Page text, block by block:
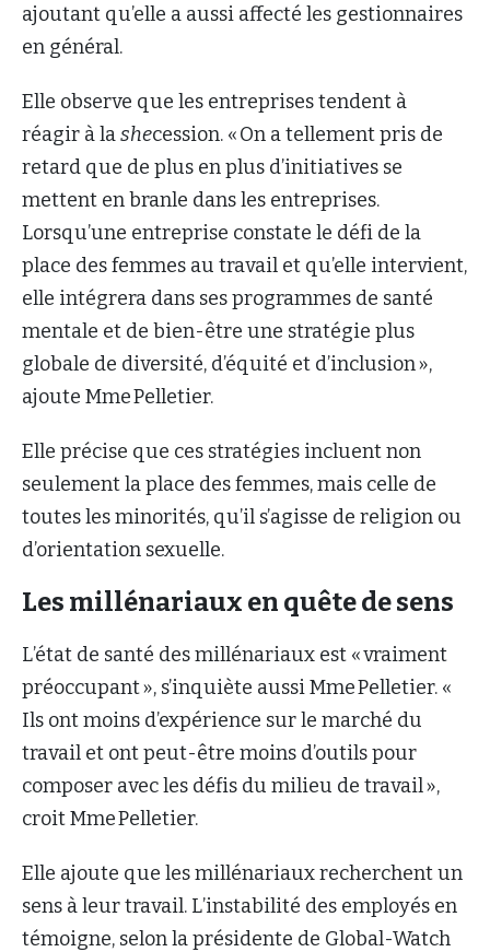
ajoutant qu’elle a aussi affecté les gestionnaires
en général.
Elle observe que les entreprises tendent à
réagir à lashecession. « On a tellement pris de
retard que de plus en plus d’initiatives se
mettent en branle dans les entreprises.
Lorsqu’une entreprise constate le défi de la
place des femmes au travail et qu’elle intervient,
elle intégrera dans ses programmes de santé
mentale et de bien-être une stratégie plus
globale de diversité, d’équité et d’inclusion »,
ajoute Mme Pelletier.
Elle précise que ces stratégies incluent non
seulement la place des femmes, mais celle de
toutes les minorités, qu’il s’agisse de religion ou
d’orientation sexuelle.
Les millénariaux en quête de sens
L’état de santé des millénariaux est « vraiment
préoccupant », s’inquiète aussi Mme Pelletier. «
Ils ont moins d’expérience sur le marché du
travail et ont peut-être moins d’outils pour
composer avec les défis du milieu de travail »,
croit Mme Pelletier.
Elle ajoute que les millénariaux recherchent un
sens à leur travail. L’instabilité des employés en
témoigne, selon la présidente de Global-Watch